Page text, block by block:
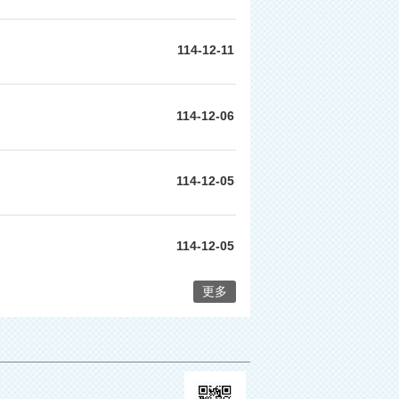
114-12-11
114-12-06
114-12-05
114-12-05
更多